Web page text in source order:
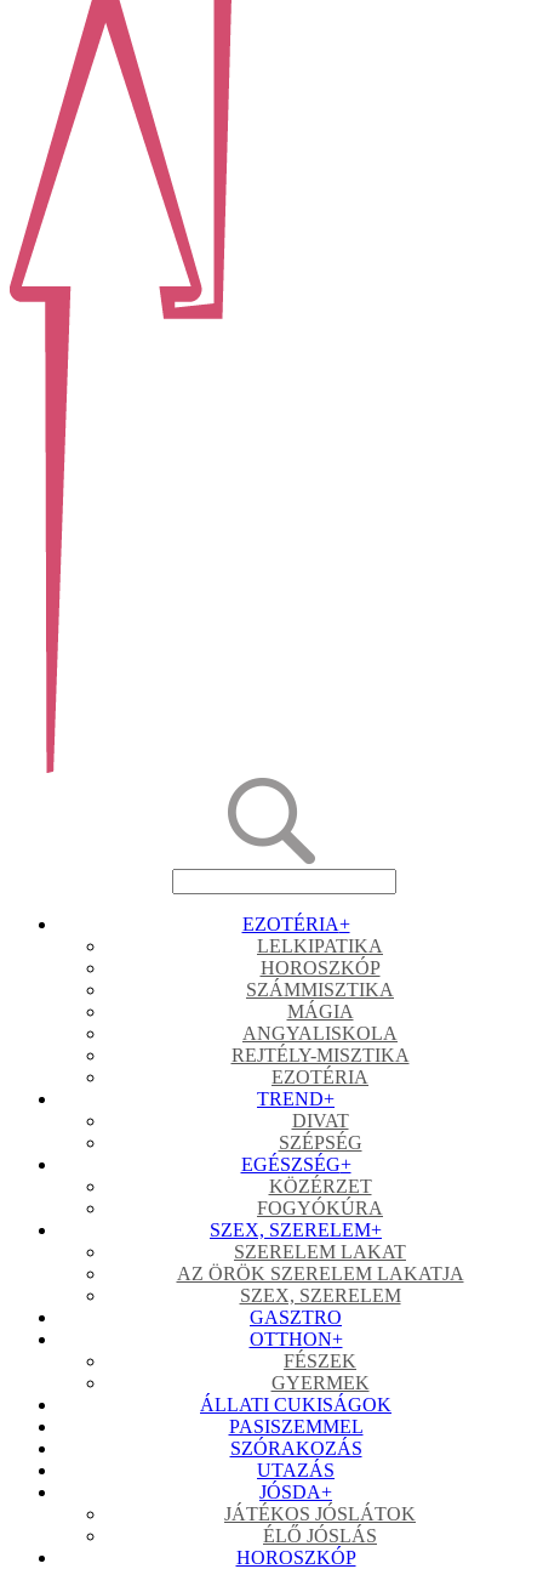
EZOTÉRIA+
LELKIPATIKA
HOROSZKÓP
SZÁMMISZTIKA
MÁGIA
ANGYALISKOLA
REJTÉLY-MISZTIKA
EZOTÉRIA
TREND+
DIVAT
SZÉPSÉG
EGÉSZSÉG+
KÖZÉRZET
FOGYÓKÚRA
SZEX, SZERELEM+
SZERELEM LAKAT
AZ ÖRÖK SZERELEM LAKATJA
SZEX, SZERELEM
GASZTRO
OTTHON+
FÉSZEK
GYERMEK
ÁLLATI CUKISÁGOK
PASISZEMMEL
SZÓRAKOZÁS
UTAZÁS
JÓSDA+
JÁTÉKOS JÓSLÁTOK
ÉLŐ JÓSLÁS
HOROSZKÓP